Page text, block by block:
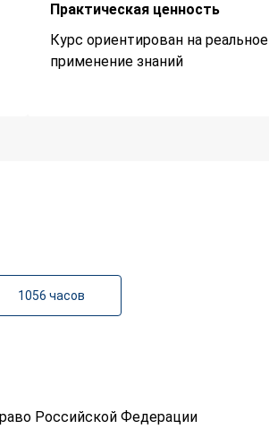
Практическая ценность
Курс ориентирован на реальное
применение знаний
1056 часов
Российской Федерации